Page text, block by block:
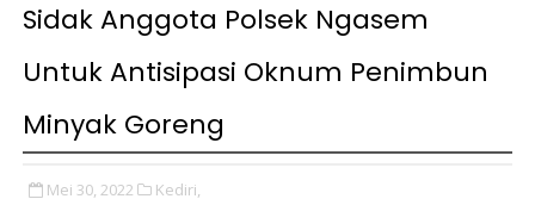
Sidak Anggota Polsek Ngasem
Untuk Antisipasi Oknum Penimbun
Minyak Goreng
Mei 30, 2022 Kediri,